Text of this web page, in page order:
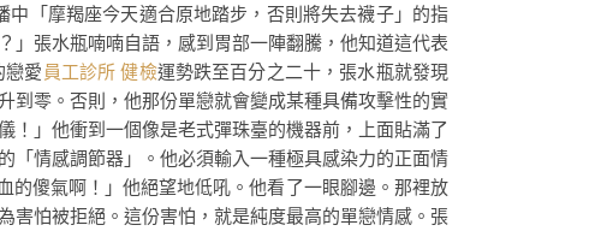
中「摩羯座今天適合原地踏步，否則將失去襪子」的指
」張水瓶喃喃自語，感到胃部一陣翻騰，他知道這代表
愛 員工診所 健檢運勢跌至百分之二十，張水瓶就發現
到零。否則，他那份單戀就會變成某種具備攻擊性的實
」他衝到一個像是老式彈珠臺的機器前，上面貼滿了
「情感調節器」。他必須輸入一種極具感染力的正面情
傻氣啊！」他絕望地低吼。他看了一眼腳邊。那裡放
害怕被拒絕。這份害怕，就是純度最高的單戀情感。張